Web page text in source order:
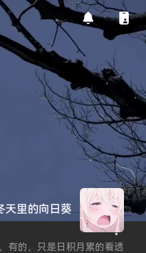
天里的向日葵
有的，只是日积月累的看透